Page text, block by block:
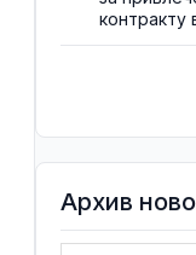
контракту
Архив